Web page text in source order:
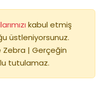
kabul etmiş
üstleniyorsunuz.
Zebra | Gerçeğin
tutulamaz.